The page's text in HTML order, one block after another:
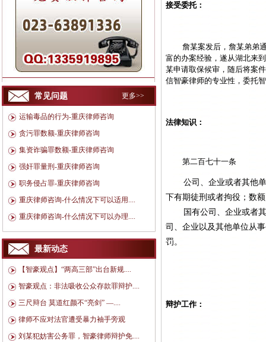
常见问题 更多>>
运输毒品的行为-重庆律师咨询
贪污罪数额-重庆律师咨询
集资诈骗罪数额-重庆律师咨询
强奸罪量刑-重庆律师咨询
职务侵占罪-重庆律师咨询
重庆律师咨询-什么情况下可以适用....
重庆律师咨询-什么情况下可以办理....
最新动态
【智豪观点】“两高三部”出台新规....
智豪观点：非法吸收公众存款罪辩护....
三尺辩台 莫道红颜不“亮剑” —....
律师不应对法官遭受暴力袖手旁观
刘某犯妨害公务罪，智豪律师辩护免....
接受委托：
詹某案发后，詹某弟弟
富的办案经验，遂从湖北来
某申请取保候审，随后将案
信智豪律师的专业性，委托
法律知识：
第二百七十一条
公司、企业或者其他
下有期徒刑或者拘役；数
国有公司、企业或者
司、企业以及其他单位从
罚。
辩护工作：